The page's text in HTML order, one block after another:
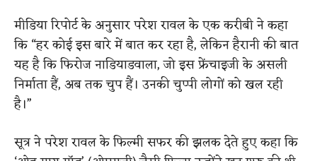
मीडिया रिपोर्ट के अनुसार परेश रावल के एक करीबी ने कहा
कि “हर कोई इस बारे में बात कर रहा है, लेकिन हैरानी की बात
यह है कि फिरोज नाडियाडवाला, जो इस फ्रेंचाइजी के असली
निर्माता हैं, अब तक चुप हैं। उनकी चुप्पी लोगों को खल रही
है।”
सूत्र ने परेश रावल के फिल्मी सफर की झलक देते हुए कहा कि